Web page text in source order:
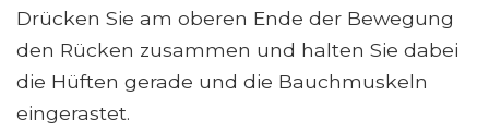
Drücken Sie am oberen Ende der Bewegung
den Rücken zusammen und halten Sie dabei
die Hüften gerade und die Bauchmuskeln
eingerastet.